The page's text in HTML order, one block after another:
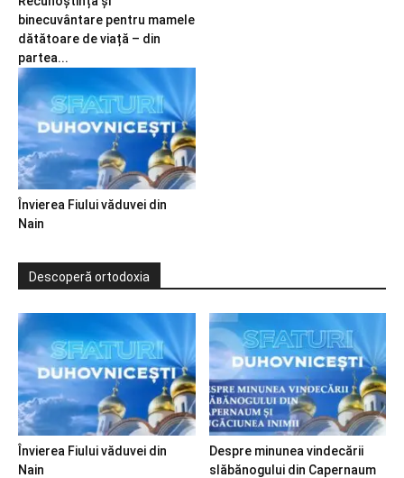
binecuvântare pentru mamele
dătătoare de viață – din
partea...
Învierea Fiului văduvei din
Nain
Descoperă ortodoxia
Învierea Fiului văduvei din
Nain
Despre minunea vindecării
slăbănogului din Capernaum